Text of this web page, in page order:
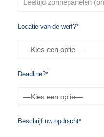
Locatie van de werf?*
Deadline?*
Beschrijf uw opdracht*